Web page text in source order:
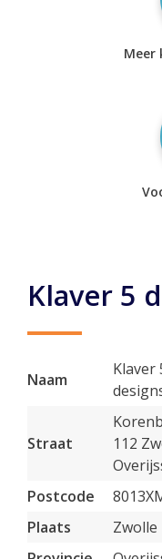
Meer
Klaver 5
Naam
Klaver
Straat
112
Postcode
Plaats
Zwolle